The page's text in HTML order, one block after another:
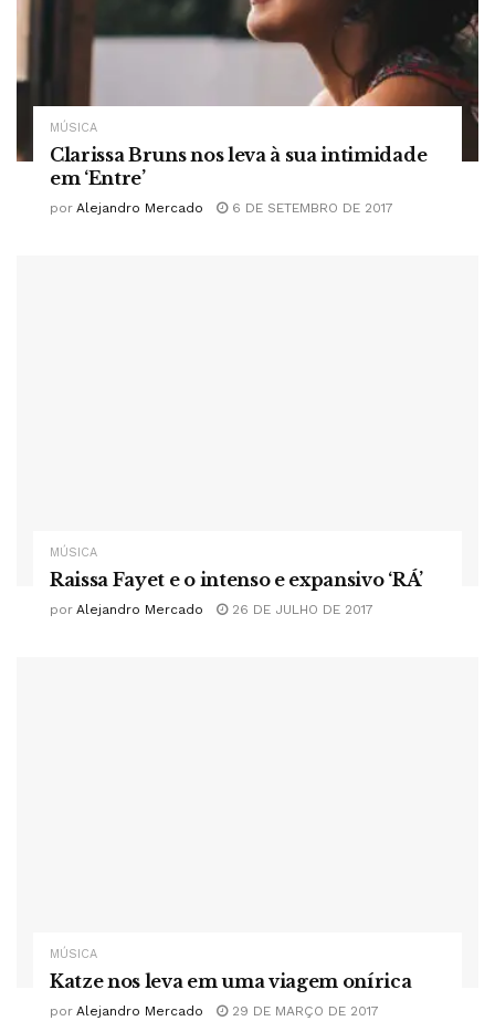
MÚSICA
Clarissa Bruns nos leva à sua intimidade
em ‘Entre’
por Alejandro Mercado 6 DE SETEMBRO DE 2017
MÚSICA
Raissa Fayet e o intenso e expansivo ‘RÁ’
por Alejandro Mercado 26 DE JULHO DE 2017
MÚSICA
Katze nos leva em uma viagem onírica
por Alejandro Mercado 29 DE MARÇO DE 2017